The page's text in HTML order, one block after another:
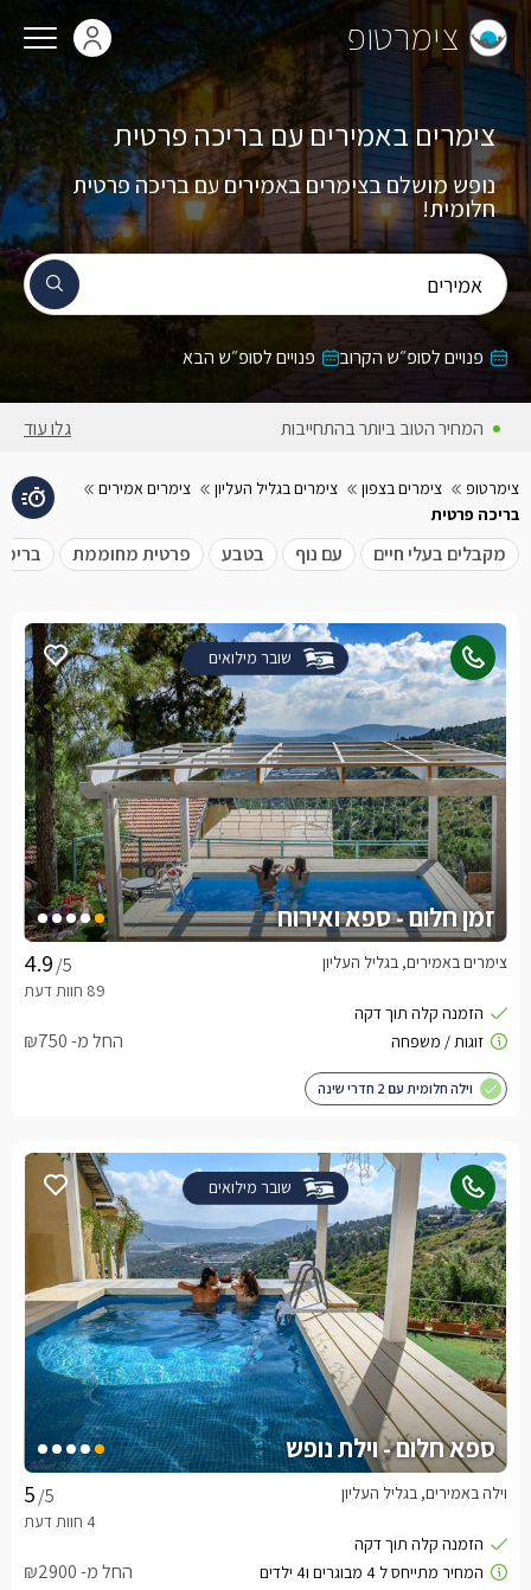
צימרטופ
אמירים
צימרים באמירים עם בריכה פרטית
נופש מושלם בצימרים באמירים עם בריכה פרטית
חלומית!
פנויים לסופ״ש הקרוב פנויים לסופ״ש הבא
המחיר הטוב ביותר בהתחייבות גלו עוד
צימרטופ צימרים בצפון צימרים בגליל העליון
צימרים אמירים
בריכה פרטית
מקבלים בעלי חיים עם נוף בטבע פרטית מחוממת
שובר מילואים
זמן חלום - ספא ואירוח
/5 צימרים באמירים, בגליל העליון
החל מ- ₪750
וילה חלומית עם 2 חדרי שינה
שובר מילואים
ספא חלום - וילת נופש
/5 וילה באמירים, בגליל העליון
החל מ- ₪2900